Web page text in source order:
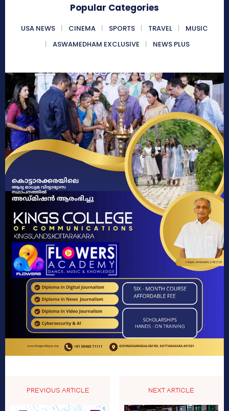
Popular Categories
USA NEWS CINEMA SPORTS TRAVEL
MUSIC
ASWAMEDHAM EXCLUSIVE
NEWS PLUS
PREVIOUS ARTICLE NEXT ARTICLE